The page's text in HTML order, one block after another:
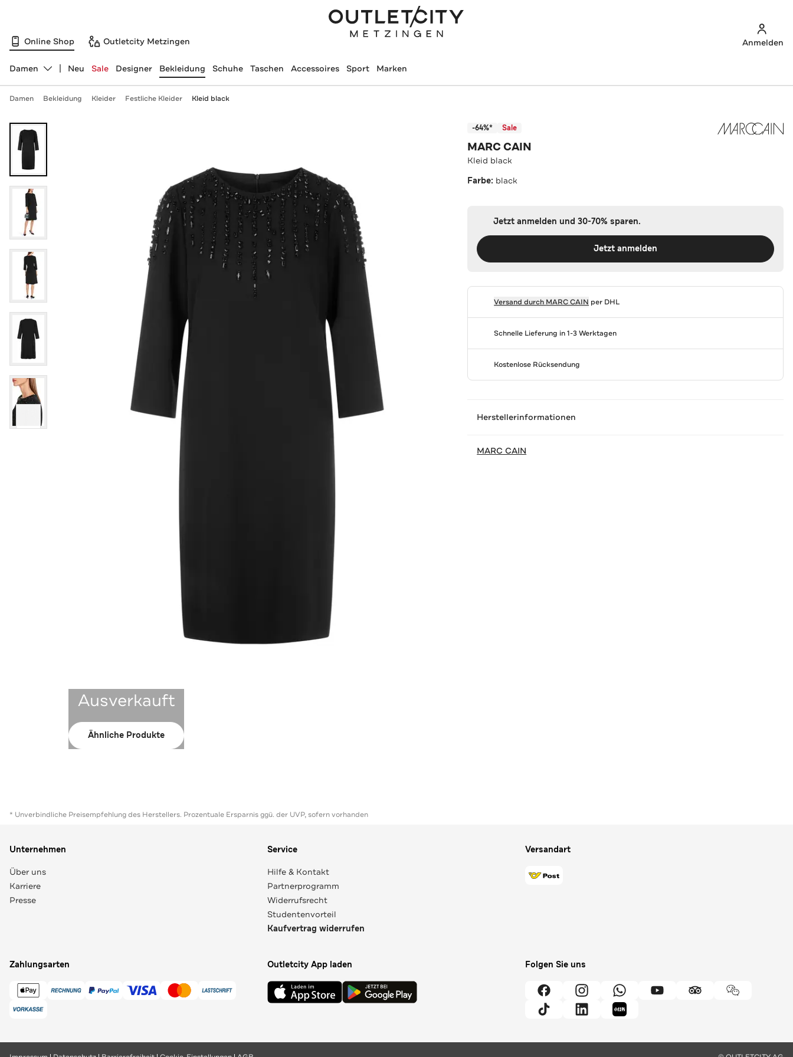
Online Shop Outletcity Metzingen Anmelden
Abteilung ändern, ausgewählt:
Damen Neu Sale Designer Bekleidung Schuhe Taschen Accessoires Sport Marken
Damen Bekleidung Kleider Festliche Kleider Kleid black
Ausverkauft
Ähnliche Produkte
-64%* Sale
MARC CAIN
Kleid black
Farbe: black
Jetzt anmelden und 30-70% sparen.
Jetzt anmelden
Versand durch MARC CAIN per DHL
Schnelle Lieferung in 1-3 Werktagen
Kostenlose Rücksendung
Herstellerinformationen
MARC CAIN
* Unverbindliche Preisempfehlung des Herstellers. Prozentuale Ersparnis ggü. der UVP, sofern vorhanden
Unternehmen
Über uns
Karriere
Presse
Service
Hilfe & Kontakt
Partnerprogramm
Widerrufsrecht
Studentenvorteil
Kaufvertrag widerrufen
Versandart
Zahlungsarten Outletcity App laden Folgen Sie uns